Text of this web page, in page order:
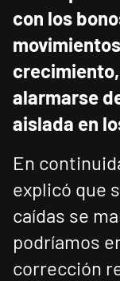
con los
alarmarse
aislada en
En
explicó que
caídas se
podríamos
corrección